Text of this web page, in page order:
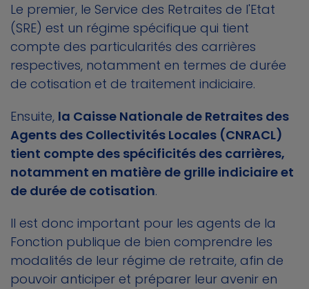
Le premier, le Service des Retraites de l'Etat
(SRE) est un régime spécifique qui tient
compte des particularités des carrières
respectives, notamment en termes de durée
de cotisation et de traitement indiciaire.
Ensuite, la Caisse Nationale de Retraites des
Agents des Collectivités Locales (CNRACL)
tient compte des spécificités des carrières,
notamment en matière de grille indiciaire et
de durée de cotisation.
Il est donc important pour les agents de la
Fonction publique de bien comprendre les
modalités de leur régime de retraite, afin de
pouvoir anticiper et préparer leur avenir en